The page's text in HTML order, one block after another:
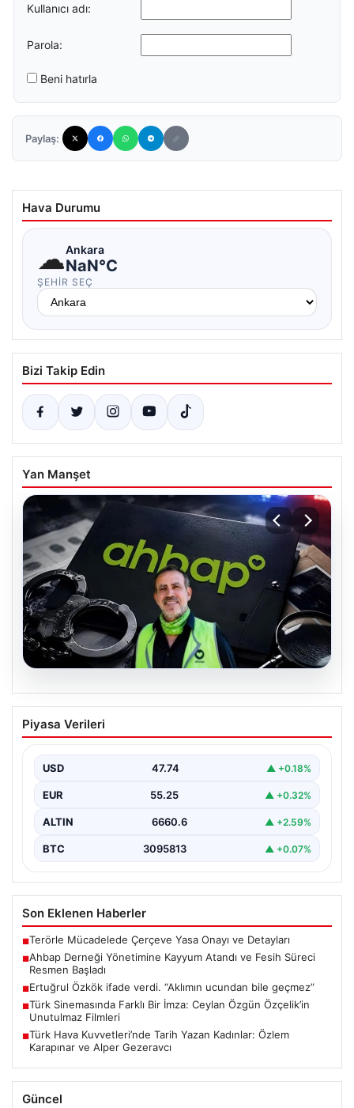
Kullanıcı adı:
Parola:
Beni hatırla
Paylaş:
Hava Durumu
☁Ankara
NaN°C
ŞEHIR SEÇ
Bizi Takip Edin
Yan Manşet
07.08.2026
Ahbap Derneği Yönetimine Kayyum
Atandı ve Fesih Süreci Resmen Başladı
kamuoyunda geniş yankı bulan Ahbap Derneği ile ilgili…
Piyasa Verileri
USD 47.74 ▲ +0.18%
EUR 55.25 ▲ +0.32%
ALTIN 6660.6 ▲ +2.59%
BTC 3095813 ▲ +0.07%
Son Eklenen Haberler
■Terörle Mücadelede Çerçeve Yasa Onayı ve Detayları
■Ahbap Derneği Yönetimine Kayyum Atandı ve Fesih Süreci
Resmen Başladı
■Ertuğrul Özkök ifade verdi. “Aklımın ucundan bile geçmez”
■Türk Sinemasında Farklı Bir İmza: Ceylan Özgün Özçelik’in
Unutulmaz Filmleri
■Türk Hava Kuvvetleri’nde Tarih Yazan Kadınlar: Özlem
Karapınar ve Alper Gezeravcı
Güncel